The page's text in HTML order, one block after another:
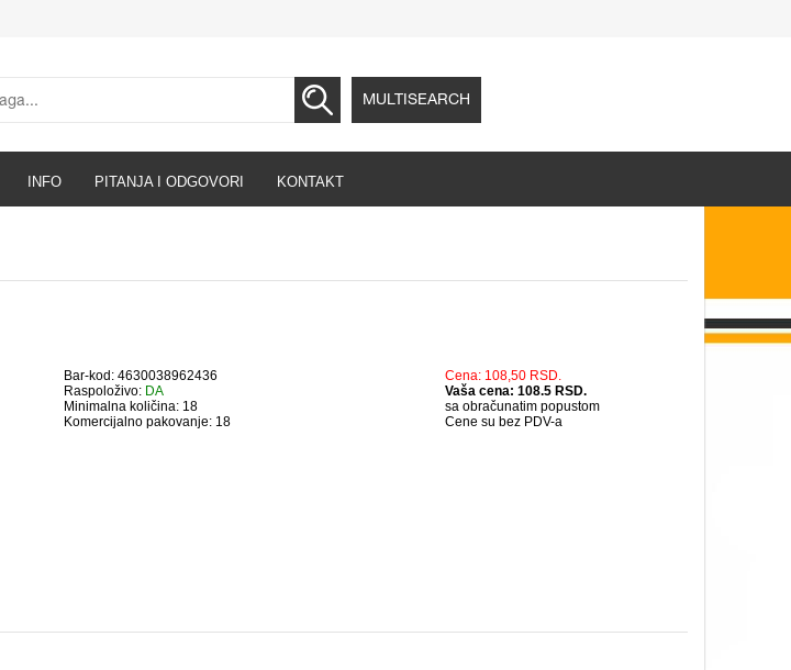
INFO PITANJA I ODGOVORI KONTAKT
MULTISEARCH
Bar-kod: 4630038962436
Raspoloživo: DA
Minimalna količina: 18
Komercijalno pakovanje: 18
Cena: 108,50 RSD.
Vaša cena: 108.5 RSD.
sa obračunatim popustom
Cene su bez PDV-a